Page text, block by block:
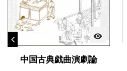
visibility
中国古典戯曲演劇論